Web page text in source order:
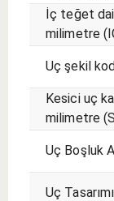
İç teğet
milimetre
Uç şekil
Kesici uç
milimetre
Uç Boşluk
Uç Tasarımı